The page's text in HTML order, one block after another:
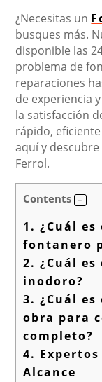
¿Necesitas un
busques más.
disponible las
problema de
reparaciones
de experiencia
la satisfacción
rápido,
aquí y
Ferrol.
Contents
1. ¿Cuál
fontanero
2. ¿Cuál
inodoro?
3. ¿Cuál
obra para
completo?
4.
Alcance